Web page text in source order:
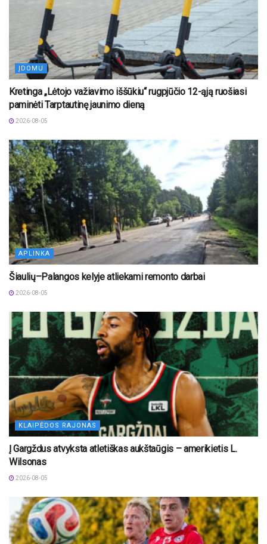
ĮDOMU
Kretinga „Lėtojo važiavimo iššūkiu“ rugpjūčio 12-ąją ruošiasi
paminėti Tarptautinę jaunimo dieną
2026-08-05
APLINKA
Šiaulių–Palangos kelyje atliekami remonto darbai
2026-08-05
KLAIPĖDOS RAJONAS
Į Gargždus atvyksta atletiškas aukštaūgis – amerikietis L.
Wilsonas
2026-08-05